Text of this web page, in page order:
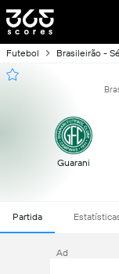
Futebol Brasileirão -
Guarani
Partida
Ad